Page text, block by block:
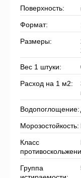
Поверхность:
Формат:
Размеры:
Вес 1 штуки:
Расход на 1 м2:
Водопоглощение:
Морозостойкость:
Класс
Группа